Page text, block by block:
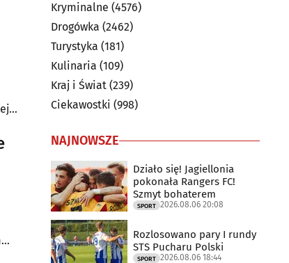
Kryminalne (4576)
Drogówka (2462)
Turystyka (181)
Kulinaria (109)
Kraj i Świat (239)
Ciekawostki (998)
NAJNOWSZE
Działo się! Jagiellonia
pokonała Rangers FC!
Szmyt bohaterem
SPORT 2026.08.06 20:08
Rozlosowano pary I rundy
STS Pucharu Polski
SPORT 2026.08.06 18:44